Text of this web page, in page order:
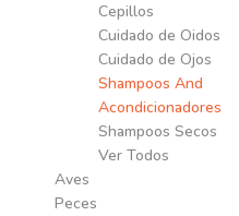
Cepillos
Cuidado de Oidos
Cuidado de Ojos
Shampoos And
Acondicionadores
Shampoos Secos
Ver Todos
Aves
Peces